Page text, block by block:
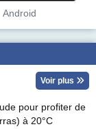
Android
Voir plus
pour profiter de
à 20°C